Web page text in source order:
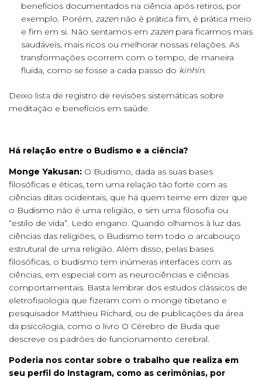
benefícios documentados na ciência após retiros, por
exemplo. Porém, zazennão é prática fim, é prática meio
e fim em si. Não sentamos em zazenpara ficarmos mais
saudáveis, mais ricos ou melhorar nossas relações. As
transformações ocorrem com o tempo, de maneira
fluida, como se fosse a cada passo do kinhin.
Deixo lista de registro de revisões sistemáticas sobre
meditação e benefícios em saúde.
Há relação entre o Budismo e a ciência?
Monge Yakusan: O Budismo, dada as suas bases
filosóficas e éticas, tem uma relação tão forte com as
ciências ditas ocidentais, que há quem teime em dizer que
o Budismo não é uma religião, e sim uma filosofia ou
“estilo de vida”. Ledo engano. Quando olhamos à luz das
ciências das religiões, o Budismo tem todo o arcabouço
estrutural de uma religião. Além disso, pelas bases
filosóficas, o budismo tem inúmeras interfaces com as
ciências, em especial com as neurociências e ciências
comportamentais. Basta lembrar dos estudos clássicos de
eletrofisiologia que fizeram com o monge tibetano e
pesquisador Matthieu Richard, ou de publicações da área
da psicologia, como o livro O Cérebro de Buda que
descreve os padrões de funcionamento cerebral.
Poderia nos contar sobre o trabalho que realiza em
seu perfil do Instagram, como as cerimônias, por